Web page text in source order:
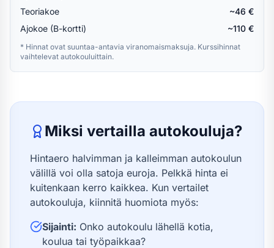
Teoriakoe
~46 €
Ajokoe (B-kortti)
~110 €
* Hinnat ovat suuntaa-antavia viranomaismaksuja. Kurssihinnat
vaihtelevat autokouluittain.
Miksi vertailla autokouluja?
Hintaero halvimman ja kalleimman autokoulun
välillä voi olla satoja euroja. Pelkkä hinta ei
kuitenkaan kerro kaikkea. Kun vertailet
autokouluja, kiinnitä huomiota myös:
Sijainti: Onko autokoulu lähellä kotia,
koulua tai työpaikkaa?